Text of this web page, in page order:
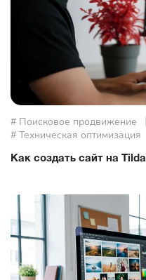
# Поисковое продвижение
# Техническая оптимизация
Как создать сайт на Tilda